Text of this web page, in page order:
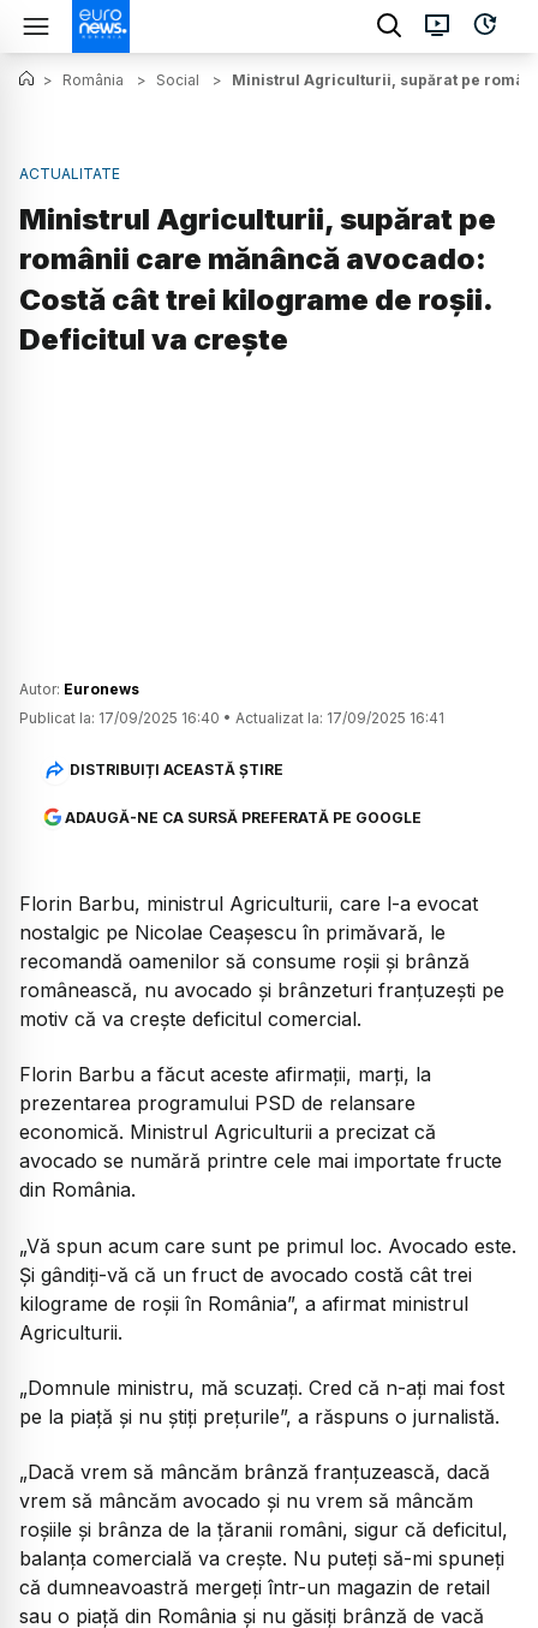
> România > Social > Ministrul Agriculturii, supărat pe
ACTUALITATE
Ministrul Agriculturii, supărat pe
românii care mănâncă avocado:
Costă cât trei kilograme de roșii.
Deficitul va crește
Autor: Euronews
Publicat la: 17/09/2025 16:40 • Actualizat la: 17/09/2025 16:41
DISTRIBUIȚI ACEASTĂ ȘTIRE
ADAUGĂ-NE CA SURSĂ PREFERATĂ PE GOOGLE
Florin Barbu, ministrul Agriculturii, care l-a evocat
nostalgic pe Nicolae Ceașescu în primăvară, le
recomandă oamenilor să consume roșii și brânză
românească, nu avocado și brânzeturi franțuzești pe
motiv că va crește deficitul comercial.
Florin Barbu a făcut aceste afirmații, marți, la
prezentarea programului PSD de relansare
economică. Ministrul Agriculturii a precizat că
avocado se numără printre cele mai importate fructe
din România.
„Vă spun acum care sunt pe primul loc. Avocado este.
Și gândiți-vă că un fruct de avocado costă cât trei
kilograme de roșii în România”, a afirmat ministrul
Agriculturii.
„Domnule ministru, mă scuzați. Cred că n-ați mai fost
pe la piață și nu știți prețurile”, a răspuns o jurnalistă.
„Dacă vrem să mâncăm brânză franțuzească, dacă
vrem să mâncăm avocado și nu vrem să mâncăm
roșiile și brânza de la țăranii români, sigur că deficitul,
balanța comercială va crește. Nu puteți să-mi spuneți
că dumneavoastră mergeți într-un magazin de retail
sau o piață din România și nu găsiți brânză de vacă